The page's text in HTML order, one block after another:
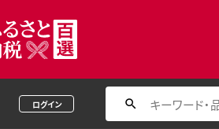
ログイン